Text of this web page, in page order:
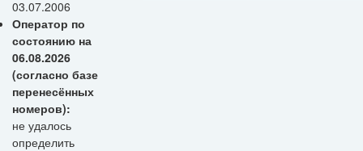
03.07.2006
Оператор по
состоянию на
06.08.2026
(согласно базе
перенесённых
номеров):
не удалось
определить